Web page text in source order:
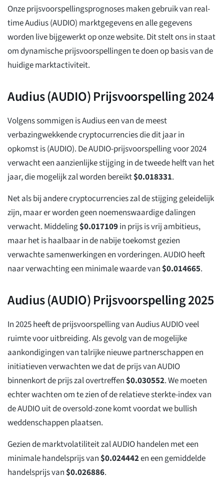
Onze prijsvoorspellingsprognoses maken gebruik van real-
time Audius (AUDIO) marktgegevens en alle gegevens
worden live bijgewerkt op onze website. Dit stelt ons in staat
om dynamische prijsvoorspellingen te doen op basis van de
huidige marktactiviteit.
Audius (AUDIO) Prijsvoorspelling 2024
Volgens sommigen is Audius een van de meest
verbazingwekkende cryptocurrencies die dit jaar in
opkomst is (AUDIO). De AUDIO-prijsvoorspelling voor 2024
verwacht een aanzienlijke stijging in de tweede helft van het
jaar, die mogelijk zal worden bereikt$0.018331.
Net als bij andere cryptocurrencies zal de stijging geleidelijk
zijn, maar er worden geen noemenswaardige dalingen
verwacht. Middeling$0.017109in prijs is vrij ambitieus,
maar het is haalbaar in de nabije toekomst gezien
verwachte samenwerkingen en vorderingen. AUDIO heeft
naar verwachting een minimale waarde van$0.014665.
Audius (AUDIO) Prijsvoorspelling 2025
In 2025 heeft de prijsvoorspelling van Audius AUDIO veel
ruimte voor uitbreiding. Als gevolg van de mogelijke
aankondigingen van talrijke nieuwe partnerschappen en
initiatieven verwachten we dat de prijs van AUDIO
binnenkort de prijs zal overtreffen$0.030552. We moeten
echter wachten om te zien of de relatieve sterkte-index van
de AUDIO uit de oversold-zone komt voordat we bullish
weddenschappen plaatsen.
Gezien de marktvolatiliteit zal AUDIO handelen met een
minimale handelsprijs van$0.024442en een gemiddelde
handelsprijs van$0.026886.